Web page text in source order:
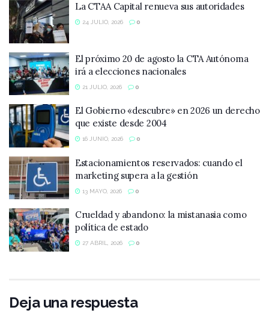
La CTAA Capital renueva sus autoridades
24 JULIO, 2026 0
El próximo 20 de agosto la CTA Autónoma
irá a elecciones nacionales
21 JULIO, 2026 0
El Gobierno «descubre» en 2026 un derecho
que existe desde 2004
16 JUNIO, 2026 0
Estacionamientos reservados: cuando el
marketing supera a la gestión
13 MAYO, 2026 0
Crueldad y abandono: la mistanasia como
política de estado
27 ABRIL, 2026 0
Deja una respuesta